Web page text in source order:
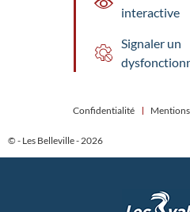
interactive
Signaler un
© - Les Belleville - 2026
Confidentialité